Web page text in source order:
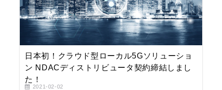
日本初！クラウド型ローカル5Gソリューショ
ン NDACディストリビュータ契約締結しまし
た！
2021-02-02